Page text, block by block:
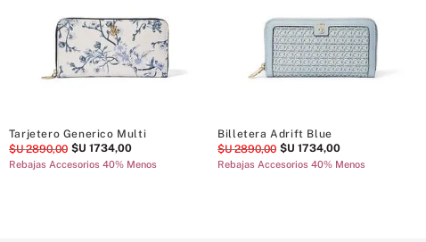
Tarjetero Generico Multi
$U 2890,00 $U 1734,00
Rebajas Accesorios 40% Menos
Billetera Adrift Blue
$U 2890,00 $U 1734,00
Rebajas Accesorios 40% Menos